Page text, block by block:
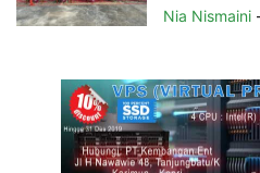
Nia Nismaini